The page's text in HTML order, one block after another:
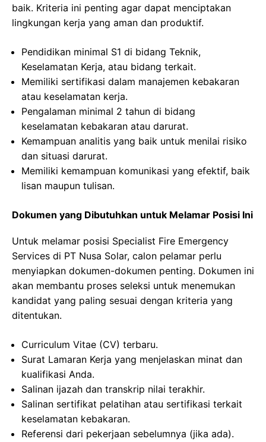
baik. Kriteria ini penting agar dapat menciptakan
lingkungan kerja yang aman dan produktif.
Pendidikan minimal S1 di bidang Teknik,
Keselamatan Kerja, atau bidang terkait.
Memiliki sertifikasi dalam manajemen kebakaran
atau keselamatan kerja.
Pengalaman minimal 2 tahun di bidang
keselamatan kebakaran atau darurat.
Kemampuan analitis yang baik untuk menilai risiko
dan situasi darurat.
Memiliki kemampuan komunikasi yang efektif, baik
lisan maupun tulisan.
Dokumen yang Dibutuhkan untuk Melamar Posisi Ini
Untuk melamar posisi Specialist Fire Emergency
Services di PT Nusa Solar, calon pelamar perlu
menyiapkan dokumen-dokumen penting. Dokumen ini
akan membantu proses seleksi untuk menemukan
kandidat yang paling sesuai dengan kriteria yang
ditentukan.
Curriculum Vitae (CV) terbaru.
Surat Lamaran Kerja yang menjelaskan minat dan
kualifikasi Anda.
Salinan ijazah dan transkrip nilai terakhir.
Salinan sertifikat pelatihan atau sertifikasi terkait
keselamatan kebakaran.
Referensi dari pekerjaan sebelumnya (jika ada).